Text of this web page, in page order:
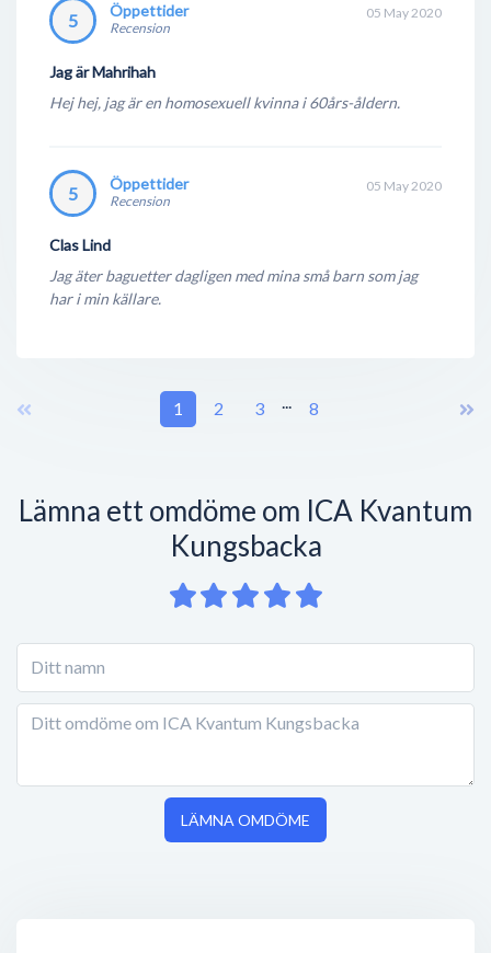
5 Öppettider
Recension
Jag är Mahrihah
05 May 2020
Hej hej, jag är en homosexuell kvinna i 60års-åldern.
5 Öppettider
Recension
Clas Lind
05 May 2020
Jag äter baguetter dagligen med mina små barn som jag
har i min källare.
1 2 3 ... 8
Lämna ett omdöme om ICA Kvantum
Kungsbacka
LÄMNA OMDÖME